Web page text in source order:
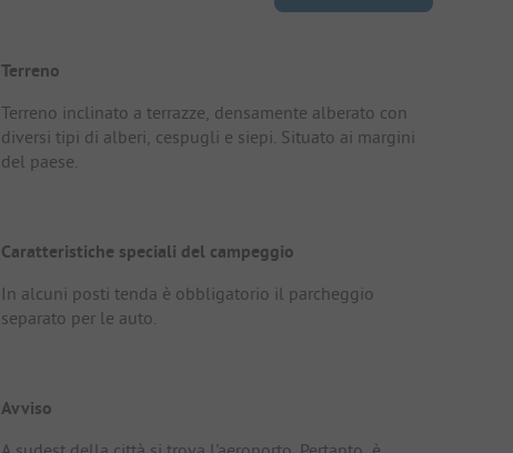
Terreno
Terreno inclinato a terrazze, densamente alberato con
diversi tipi di alberi, cespugli e siepi. Situato ai margini
del paese.
Caratteristiche speciali del campeggio
In alcuni posti tenda è obbligatorio il parcheggio
separato per le auto.
Avviso